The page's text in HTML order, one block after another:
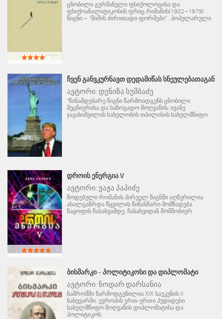
ცნობილი გერმანელი ფსიქოლოგისა და
ფსიქოანალიტიკოსის ფრიც რიმანის(1902–1979)
წიგნი – "შიშის ძირითადი ფორმები" . პოპულარული
ᲩᲕᲔᲜ ᲒᲐᲜᲕᲙᲣᲠᲜᲐᲕᲗ ᲓᲔᲓᲐᲛᲘᲬᲐᲡ ᲡᲜᲔᲣᲚᲔᲑᲐᲗᲐᲒᲐᲜ
ავტორი: დენიზა სუმბაძე
"წინამდებარე წიგნი წარმოადგენს ცნობილი
მეცნიერისა და საზოგადო მოღვაწის, ივანე
ჯავახიშვილის სახელობის თბილისის სახელმწიფო
ᲓᲠᲝᲘᲡ ᲔᲜᲔᲠᲒᲘᲐ V
ავტორი: ვაჟა პაპიძე
წოდებული რომანის პირველ წიგნში აღწერილია
ახალგაზრდა წყვილის წინასწარი მომზადება
ნაყოფის ჩასახვამდე; ჩასახვიდან მომშობიერ
ᲑᲘᲡᲛᲐᲠᲙᲘ - ᲞᲝᲚᲘᲢᲘᲙᲝᲡᲘ ᲓᲐ ᲓᲘᲞᲚᲝᲛᲐᲢᲘ
ავტორი: ნოდარ დარსანია
ნაშრომში წარმოდგენილია XIX საუკუნის II
ნახევარში, ევროპის ერთ-ერთი პუდიდესი
სახელმწიფო მოღვაწის დიპლომატისა და
პოლიტიკოს